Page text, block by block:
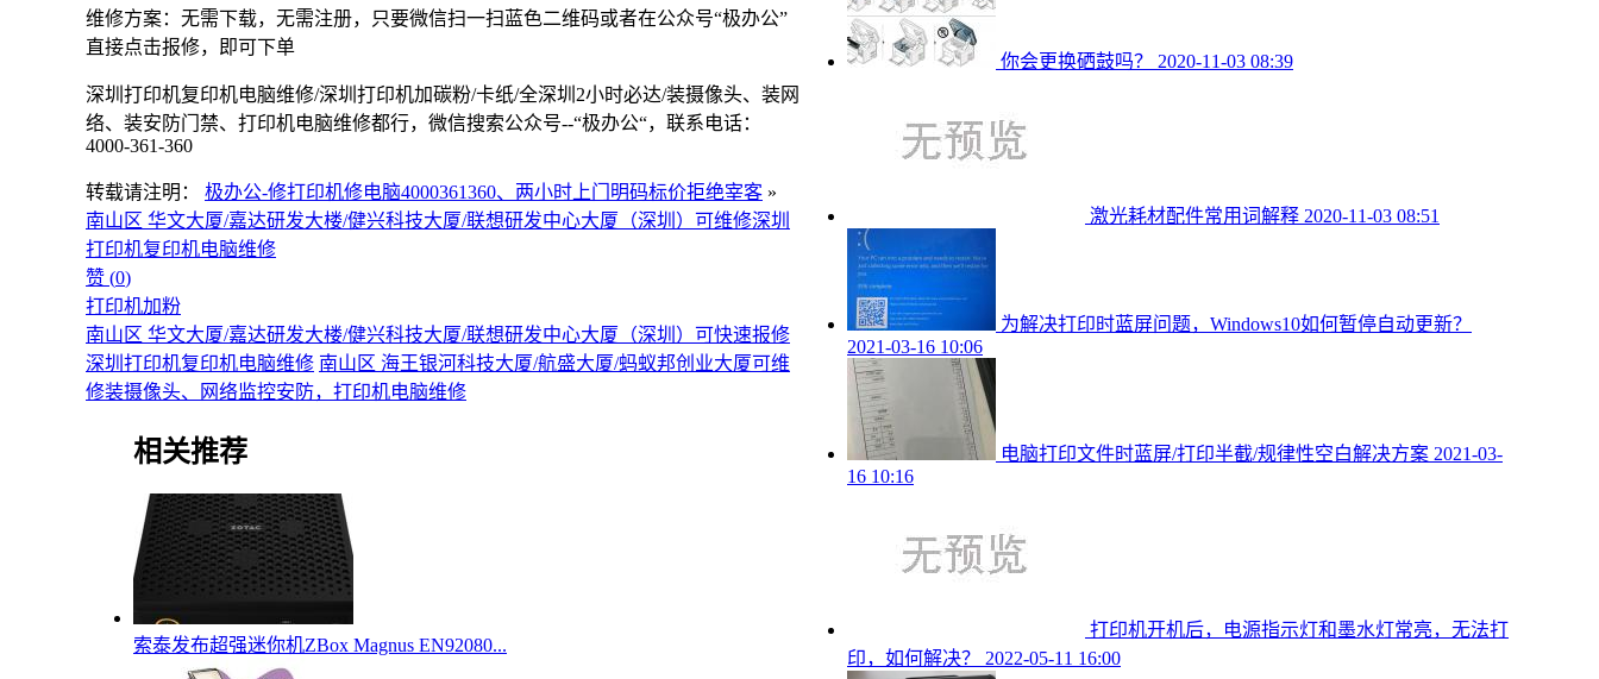
维修方案：无需下载，无需注册，只要微信扫一扫蓝色二维码或者在公众号“极办公”
直接点击报修，即可下单
深圳打印机复印机电脑维修/深圳打印机加碳粉/卡纸/全深圳2小时必达/装摄像头、装网
络、装安防门禁、打印机电脑维修都行，微信搜索公众号--“极办公“，联系电话：
4000-361-360
转载请注明： 极办公-修打印机修电脑4000361360、两小时上门明码标价拒绝宰客 »
南山区 华文大厦/嘉达研发大楼/健兴科技大厦/联想研发中心大厦（深圳）可维修深圳
打印机复印机电脑维修
赞 (0)
打印机加粉
南山区 华文大厦/嘉达研发大楼/健兴科技大厦/联想研发中心大厦（深圳）可快速报修
深圳打印机复印机电脑维修 南山区 海王银河科技大厦/航盛大厦/蚂蚁邦创业大厦可维
修装摄像头、网络监控安防，打印机电脑维修
相关推荐
索泰发布超强迷你机ZBox Magnus EN92080...
你会更换硒鼓吗？ 2020-11-03 08:39
激光耗材配件常用词解释 2020-11-03 08:51
为解决打印时蓝屏问题，Windows10如何暂停自动更新？
2021-03-16 10:06
电脑打印文件时蓝屏/打印半截/规律性空白解决方案 2021-03-
16 10:16
打印机开机后，电源指示灯和墨水灯常亮，无法打
印，如何解决？ 2022-05-11 16:00